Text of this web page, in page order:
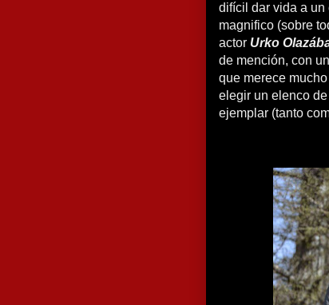
difícil dar vida a un
magnifico (sobre
actor Urko
de mención, con
que merece
elegir un elenco
ejemplar (tanto